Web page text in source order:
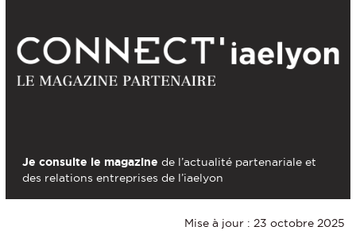
Je consulte le magazine de l’actualité partenariale et
des relations entreprises de l’iaelyon
Mise à jour : 23 octobre 2025